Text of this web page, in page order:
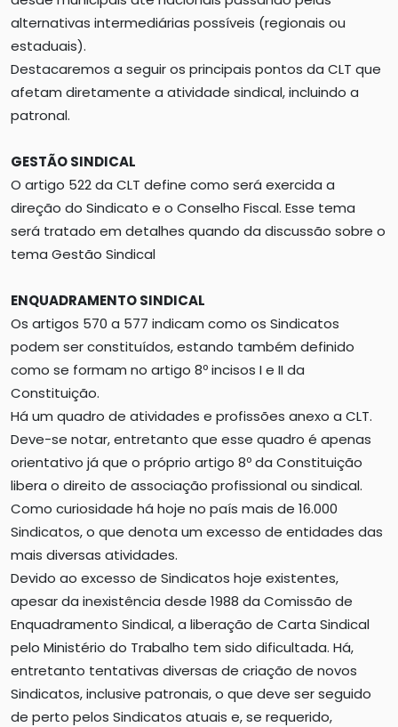
alternativas intermediárias possíveis (regionais ou
estaduais).
Destacaremos a seguir os principais pontos da CLT que
afetam diretamente a atividade sindical, incluindo a
patronal.
GESTÃO SINDICAL
O artigo 522 da CLT define como será exercida a
direção do Sindicato e o Conselho Fiscal. Esse tema
será tratado em detalhes quando da discussão sobre o
tema Gestão Sindical
ENQUADRAMENTO SINDICAL
Os artigos 570 a 577 indicam como os Sindicatos
podem ser constituídos, estando também definido
como se formam no artigo 8º incisos I e II da
Constituição.
Há um quadro de atividades e profissões anexo a CLT.
Deve-se notar, entretanto que esse quadro é apenas
orientativo já que o próprio artigo 8º da Constituição
libera o direito de associação profissional ou sindical.
Como curiosidade há hoje no país mais de 16.000
Sindicatos, o que denota um excesso de entidades das
mais diversas atividades.
Devido ao excesso de Sindicatos hoje existentes,
apesar da inexistência desde 1988 da Comissão de
Enquadramento Sindical, a liberação de Carta Sindical
pelo Ministério do Trabalho tem sido dificultada. Há,
entretanto tentativas diversas de criação de novos
Sindicatos, inclusive patronais, o que deve ser seguido
de perto pelos Sindicatos atuais e, se requerido,